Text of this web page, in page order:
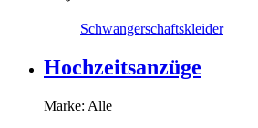
Schwangerschaftskleider
Hochzeitsanzüge
Marke: Alle